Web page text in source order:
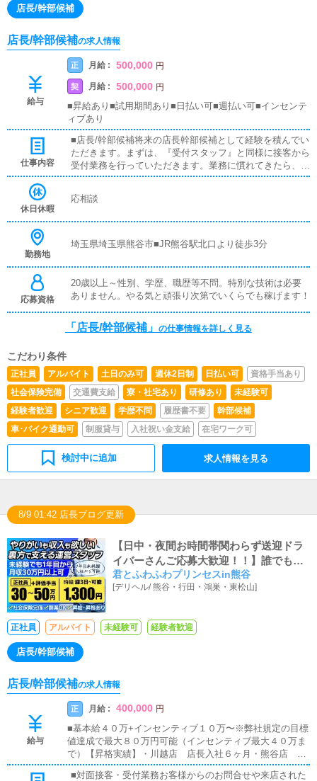
店長/幹部候補
店長/幹部候補の求人情報
給与
正 月給 : 500,000 円
契 月給 : 500,000 円
■昇給あり■試用期間あり■日払い可■週払い可■インセンテ
ィブあり
仕事内容
■店長/幹部候補将来の店長幹部候補として経験を積んでい
ただきます。まずは、『受付スタッフ』と同様に接客から
受付業務を行っていただきます。業務に慣れてきたら、
『キャストの管理』や『経営に関わる業務』を順に覚えて
い店舗の運営をお任せします。■対面接客・受付業務お客
をお願いします。簡単なマニュアルや、先輩スタッフに付
未経験の方でも安心して働けます。■企画の立案店舗イベ
ントや店舗運営など様々な企画を提案していただきます。
【新規のお客様の増加】【お客様のリピート率の向上】
施策の提案を行っていただきます。■キャスト管理お店で
働いていただいているキャストの方が稼げるようにインタ
トなど、ポータルサイト等の店舗情報更新作業を行ってい
ただきます。キャストの出勤情報やイベント、求人ブログ
の作成となります。基本的にはボタンを押すだけや、ブロ
グの更新時に簡単に文字が入力出来れば問題ありません。
PCが苦手な人でも簡単にできます。■清掃・備品管理お客
様やキャストの方に快適にお過ごしいただくため、店内の
清掃や備品の管理・補充を行っていただきます。
休日休暇
応相談
勤務地
埼玉県埼玉県熊谷市■JR熊谷駅北口より徒歩3分
応募資格
20歳以上～性別、学歴、職歴等不問。特別な技術は必要
ありません。やる気と頑張り次第でいくらでも稼げます！
「店長/幹部候補」 の仕事情報を詳しく見る
こだわり条件
正社員 アルバイト 土日のみ可 週休2日制 日払い可
資格手当あり
社会保険完備
交通費支給 寮・社宅あり 研修あり
未経験可
経験者歓迎
シニア歓迎 学歴不問 履歴書不要
幹部候補
車･バイク通勤可
制服貸与 入社祝い金支給 在宅ワーク可
検討中に追加 求人情報を見る
8/9 01:42 店長ブログ更新
【日中・夜間お時間帯関わらず送迎ドラ
イバーさんご応募大歓迎！！】誰でも時
給1,150円スタート！ご年齢(20以上)・経
験未経験関係なく採用強化中♪
君とふわふわプリンセスin熊谷
[デリヘル/熊谷・行田・鴻巣・東松山]
正社員 アルバイト 未経験可 経験者歓迎
店長/幹部候補
店長/幹部候補の求人情報
給与
正 月給 : 400,000 円
■基本給４０万+インセンティブ１０万〜※弊社規定の目標
値達成で最大８０万円可能（インセンティブ最大４０万ま
で）【昇格実績】・川越店 店長入社６ヶ月・熊谷店 店
長入社１１ヶ月
■対面接客・受付業務お客様からのお問合せや来店された